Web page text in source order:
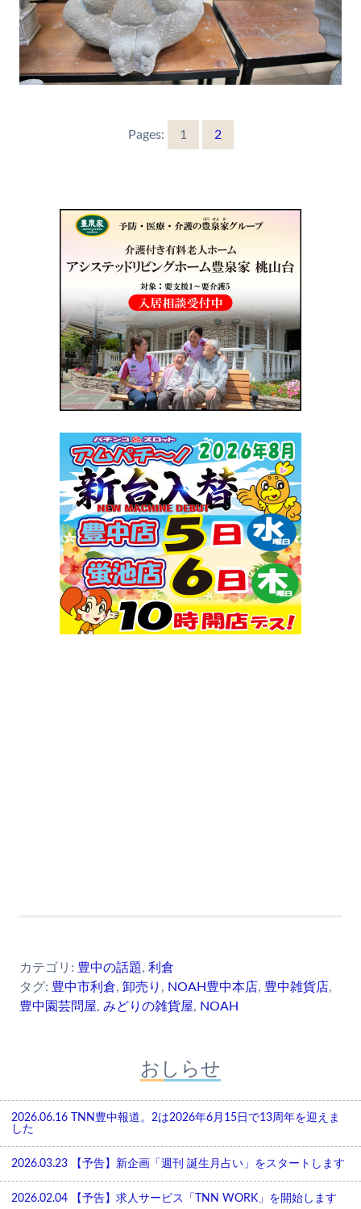
Pages: 1 2
カテゴリ: 豊中の話題, 利倉
タグ: 豊中市利倉, 卸売り , NOAH豊中本店, 豊中雑貨店,
豊中園芸問屋, みどりの雑貨屋, NOAH
おしらせ
2026.06.16
TNN豊中報道。2は2026年6月15日で13周年を迎えま
した
2026.03.23 【予告】新企画「週刊 誕生月占い」をスタートします
2026.02.04 【予告】求人サービス「TNN WORK」を開始します